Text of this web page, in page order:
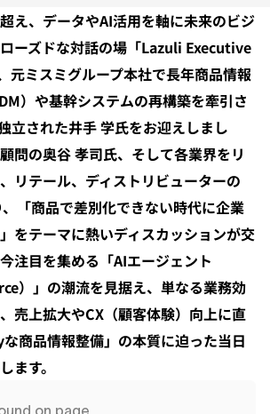
え、データやAI活用を軸に未来のビジ
ーズドな対話の場「Lazuli Executive
元ミスミグループ本社で長年商品情報
）や基幹システムの再構築を牽引さ
立された井手 学氏をお迎えしまし
問の奥谷 孝司氏、そして各業界をリ
リテール、ディストリビューターの
「商品で差別化できない時代に企業
をテーマに熱いディスカッションが交
注目を集める「AIエージェント
）」の潮流を見据え、単なる業務効
売上拡大やCX（顧客体験）向上に直
商品情報整備」の本質に迫った当日
ます。
on page